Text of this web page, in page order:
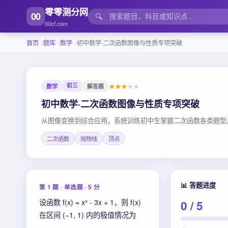
00 零零测分网
00cf.com
🔍
首页 题库 数学 初中数学·二次函数图像与性质专项突破
数学 初三 解答题 ★★★★ ★
初中数学·二次函数图像与性质专项突破
从图像变换到综合应用，系统训练初中生掌握二次函数各类题
二次函数 抛物线 顶点
第 1 题 · 单选题 · 5 分
设函数 f(x) = x³ - 3x + 1，则 f(x)
在区间 (−1, 1) 内的极值情况为
📊 答题进度
0/ 5